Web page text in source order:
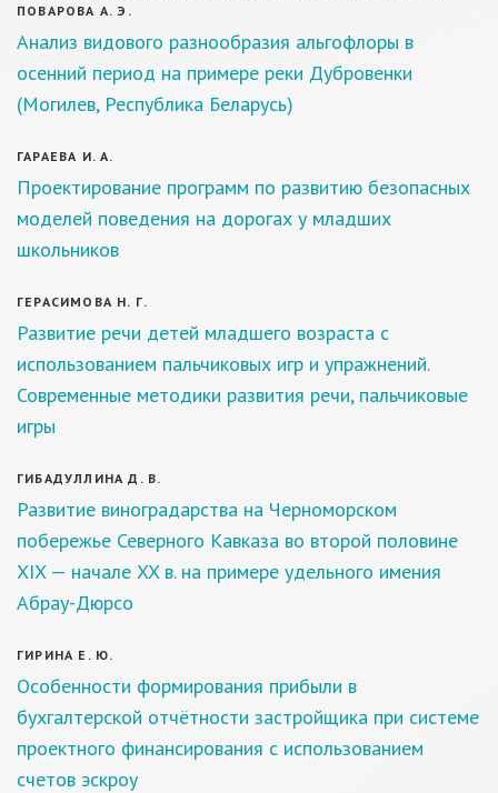
ПОВАРОВА А. Э.
Анализ видового разнообразия альгофлоры в
осенний период на примере реки Дубровенки
(Могилев, Республика Беларусь)
ГАРАЕВА И. А.
Проектирование программ по развитию безопасных
моделей поведения на дорогах у младших
школьников
ГЕРАСИМОВА Н. Г.
Развитие речи детей младшего возраста с
использованием пальчиковых игр и упражнений.
Современные методики развития речи, пальчиковые
игры
ГИБАДУЛЛИНА Д. В.
Развитие виноградарства на Черноморском
побережье Северного Кавказа во второй половине
XIX — начале XX в. на примере удельного имения
Абрау-Дюрсо
ГИРИНА Е. Ю.
Особенности формирования прибыли в
бухгалтерской отчётности застройщика при системе
проектного финансирования с использованием
счетов эскроу